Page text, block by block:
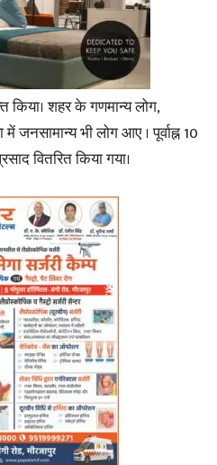
किया। शहर के गणमान्य लोग,
में जनसामान्य भी लोग आए । पूर्वाह्न 10
वितरित किया गया।